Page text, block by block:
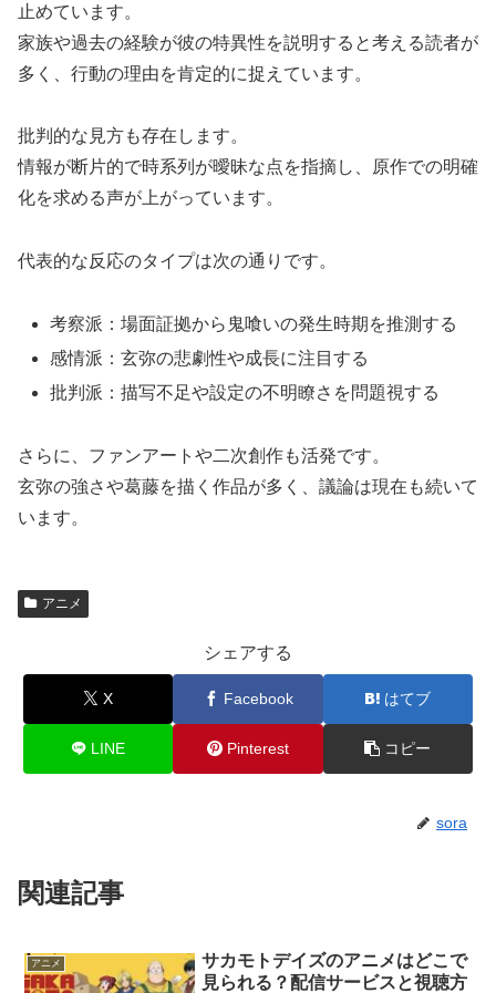
止めています。
家族や過去の経験が彼の特異性を説明すると考える読者が
多く、行動の理由を肯定的に捉えています。
批判的な見方も存在します。
情報が断片的で時系列が曖昧な点を指摘し、原作での明確
化を求める声が上がっています。
代表的な反応のタイプは次の通りです。
考察派：場面証拠から鬼喰いの発生時期を推測する
感情派：玄弥の悲劇性や成長に注目する
批判派：描写不足や設定の不明瞭さを問題視する
さらに、ファンアートや二次創作も活発です。
玄弥の強さや葛藤を描く作品が多く、議論は現在も続いて
います。
アニメ
シェアする
X Facebook はてブ
LINE Pinterest コピー
sora
関連記事
アニメ
サカモトデイズのアニメはどこで
見られる？配信サービスと視聴方